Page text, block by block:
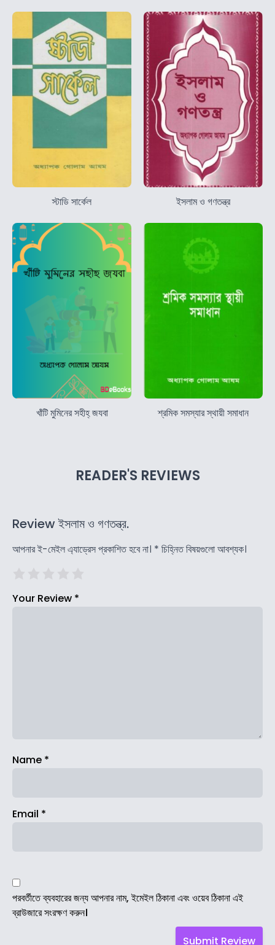
স্টাডি সার্কেল ইসলাম ও গণতন্ত্র
খাঁটি মুমিনের সহীহ্ জযবা শ্রমিক সমস্যার স্থায়ী সমাধান
READER'S REVIEWS
Review ইসলাম ও গণতন্ত্র.
আপনার ই-মেইল এ্যাড্রেস প্রকাশিত হবে না। * চিহ্নিত বিষয়গুলো আবশ্যক।
Your Review *
Name *
Email *
পরবর্তীতে ব্যবহারের জন্য আপনার নাম, ইমেইল ঠিকানা এবং ওয়েব ঠিকানা এই
ব্রাউজারে সংরক্ষণ করুন।